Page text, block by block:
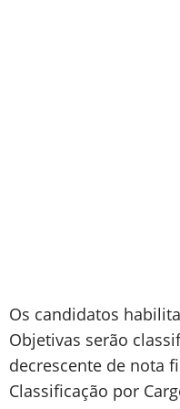
Os candidatos
Objetivas serão
decrescente de nota
Classificação por